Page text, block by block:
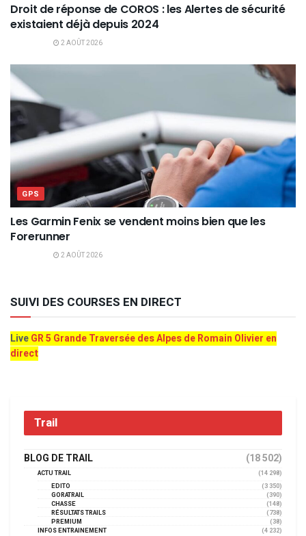
Droit de réponse de COROS : les Alertes de sécurité
existaient déjà depuis 2024
2 AOÛT 2026
GPS
Les Garmin Fenix se vendent moins bien que les
Forerunner
2 AOÛT 2026
SUIVI DES COURSES EN DIRECT
LiveGR 5 Grande Traversée des Alpes de Romain Olivier en
direct
Trail
BLOG DE TRAIL (18 502)
ACTU TRAIL
(14 298)
EDITO
(3 350)
GORATRAIL
(390)
CHASSE
(148)
RÉSULTATS TRAILS
(738)
PREMIUM
(38)
INFOS ENTRAINEMENT
(4 232)